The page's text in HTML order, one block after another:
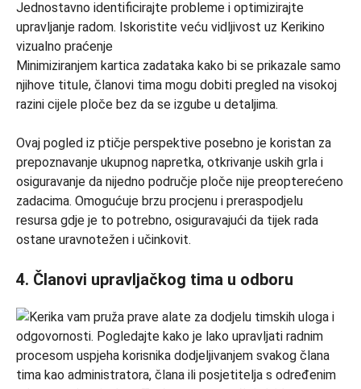
Minimiziranjem kartica zadataka kako bi se prikazale samo
njihove titule, članovi tima mogu dobiti pregled na visokoj
razini cijele ploče bez da se izgube u detaljima.
Ovaj pogled iz ptičje perspektive posebno je koristan za
prepoznavanje ukupnog napretka, otkrivanje uskih grla i
osiguravanje da nijedno područje ploče nije preopterećeno
zadacima. Omogućuje brzu procjenu i preraspodjelu
resursa gdje je to potrebno, osiguravajući da tijek rada
ostane uravnotežen i učinkovit.
4. Članovi upravljačkog tima u odboru